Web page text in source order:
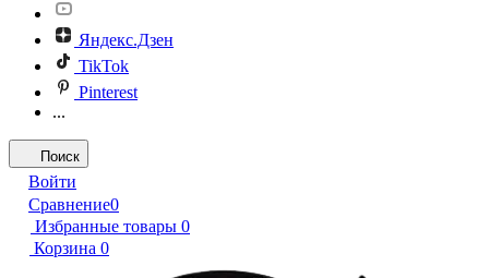
Яндекс.Дзен
TikTok
Pinterest
...
Поиск
Войти
Сравнение0
Избранные товары 0
Корзина 0